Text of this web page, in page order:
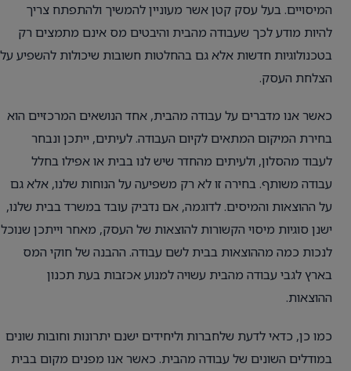
המיסויים. בעל עסק קטן אשר מעוניין להמשיך ולהתפתח צריך
להיות מודע לכך שעבודה מהבית והיבטים מס אינם מתמצים רק
בטכנולוגיות חדשות אלא גם בהחלטות חשובות שיכולות להשפיע על
הצלחת העסק.
כאשר אנו מדברים על עבודה מהבית, אחד הנושאים המרכזיים הוא
בחירת המיקום המתאים לקיום העבודה. לעיתים, ייתכן ונבחר
לעבוד מהסלון, ולעיתים מהחדר שיש לנו בבית או אפילו בחלל
עבודה משותף. בחירה זו לא רק משפיעה על הנוחות שלנו, אלא גם
על ההוצאות והמיסים. לדוגמה, אם נדביק עובד במשרד בבית שלנו,
ישנן סוגיות מיסוי הקשורות להוצאות של העסק, מאחר וייתכן שנוכל
לנכות כמה מההוצאות בבית לשם עבודה. ההבנה של חוקי המס
בארץ לגבי עבודה מהבית עשויה למנוע אכזבות בעת תכנון
ההוצאות.
כמו כן, כדאי לדעת שלחברות וליחידים ישנם יתרונות וחובות שונים
במודלים השונים של עבודה מהבית. כאשר אנו מפנים מקום בבית